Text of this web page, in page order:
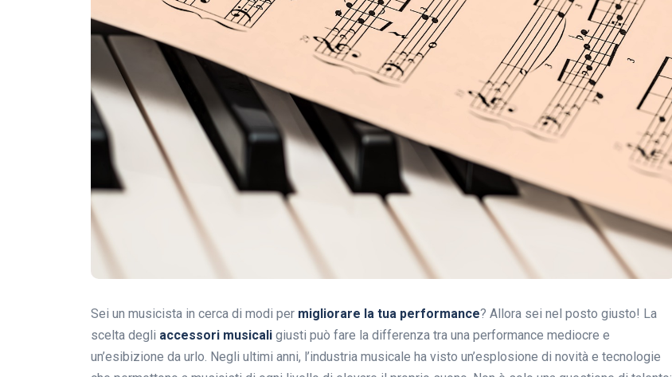
Sei un musicista in cerca di modi per migliorare la tua performance? Allora sei nel posto giusto! La
scelta degli accessori musicali giusti può fare la differenza tra una performance mediocre e
un’esibizione da urlo. Negli ultimi anni, l’industria musicale ha visto un’esplosione di novità e tecnologie